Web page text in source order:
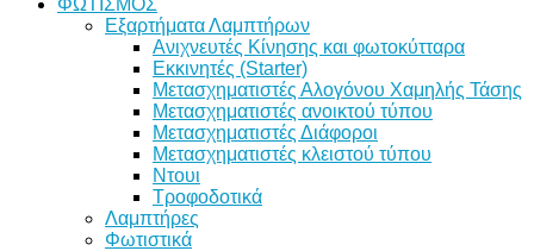
Εξαρτήματα Λαμπτήρων
Ανιχνευτές Κίνησης και φωτοκύτταρα
Εκκινητές (Starter)
Μετασχηματιστές Αλογόνου Χαμηλής Τάσης
Μετασχηματιστές ανοικτού τύπου
Μετασχηματιστές Διάφοροι
Μετασχηματιστές κλειστού τύπου
Ντουι
Τροφοδοτικά
Λαμπτήρες
Φωτιστικά